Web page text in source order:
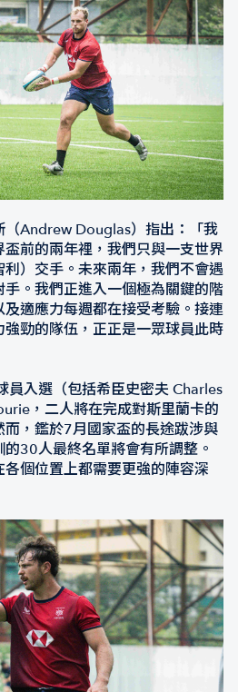
（Andrew Douglas）指出：「我
前的兩年裡，我們只與一支世界
）交手。未來兩年，我們不會遇
。我們正進入一個極為關鍵的階
適應力每週都在接受考驗。接連
勁的隊伍，正正是一眾球員此時
員入選（包括希臣史密夫 Charles
，二人將在完成對斯里蘭卡的
，鑑於7月國家盃的長途跋涉與
30人最終名單將會有所調整。
個位置上都需要更強的陣容深